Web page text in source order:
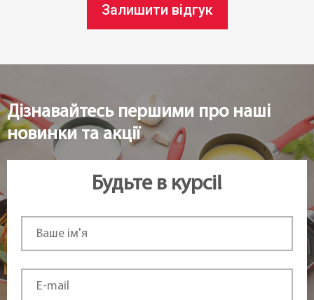
Чехія
Залишити відгук
Дізнавайтесь першими про наші
новинки та акції
Будьте в курсі!